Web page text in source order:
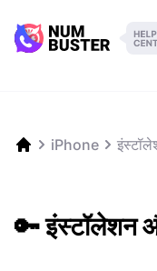
iPhone
🔑 इंस्टॉलेशन